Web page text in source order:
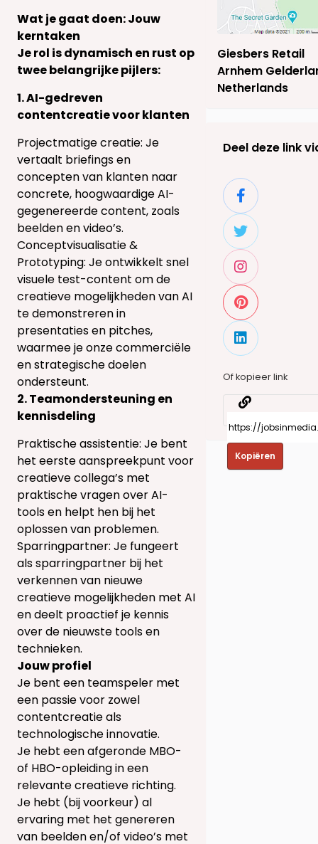
Wat je gaat doen: Jouw
kerntaken
Je rol is dynamisch en rust op
twee belangrijke pijlers:
1. AI-gedreven
contentcreatie voor klanten
Projectmatige creatie: Je
vertaalt briefings en
concepten van klanten naar
concrete, hoogwaardige AI-
gegenereerde content, zoals
beelden en video’s.
Conceptvisualisatie &
Prototyping: Je ontwikkelt snel
visuele test-content om de
creatieve mogelijkheden van AI
te demonstreren in
presentaties en pitches,
waarmee je onze commerciële
en strategische doelen
ondersteunt.
2. Teamondersteuning en
kennisdeling
Praktische assistentie: Je bent
het eerste aanspreekpunt voor
creatieve collega’s met
praktische vragen over AI-
tools en helpt hen bij het
oplossen van problemen.
Sparringpartner: Je fungeert
als sparringpartner bij het
verkennen van nieuwe
creatieve mogelijkheden met AI
en deelt proactief je kennis
over de nieuwste tools en
technieken.
Jouw profiel
Je bent een teamspeler met
een passie voor zowel
contentcreatie als
technologische innovatie.
Je hebt een afgeronde MBO-
of HBO-opleiding in een
relevante creatieve richting.
Je hebt (bij voorkeur) al
ervaring met het genereren
van beelden en/of video’s met
Giesbers Retail
Arnhem
Netherlands
Deel deze link
Of kopieer link
Kopiëren